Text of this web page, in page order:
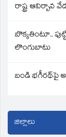
రాష్ట్ర ఆవిర్బావ
బొక్కతింటూ..
లొంగుబాటు
బండి భగీరథ్‌పై